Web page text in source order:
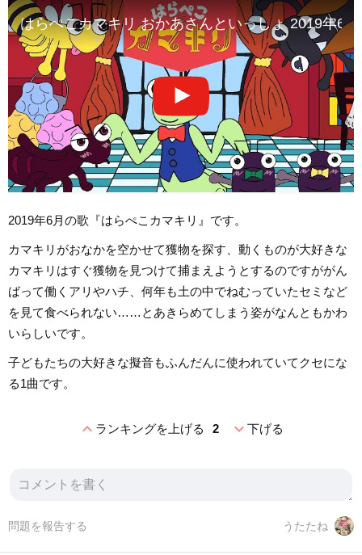
はらぺこカマキリ おかあさんといっしょ 2019年6
2019年6月の歌『はらぺこカマキリ』です。
カマキリがおなかを空かせて獲物を探す、動くものが大好きな
カマキリはすぐ獲物を見つけて捕まえようとするのですががん
ばって働くアリやハチ、何年も土の中でねむっていたセミなど
を見て食べられない……とあきらめてしまう姿がなんともかわ
いらしいです。
子どもたちの大好きな擬音もふんだんに使われていてクセにな
る1曲です。
expand_lessランキングを上げる 2 expand_more下げる
うたたね
問題を報告する